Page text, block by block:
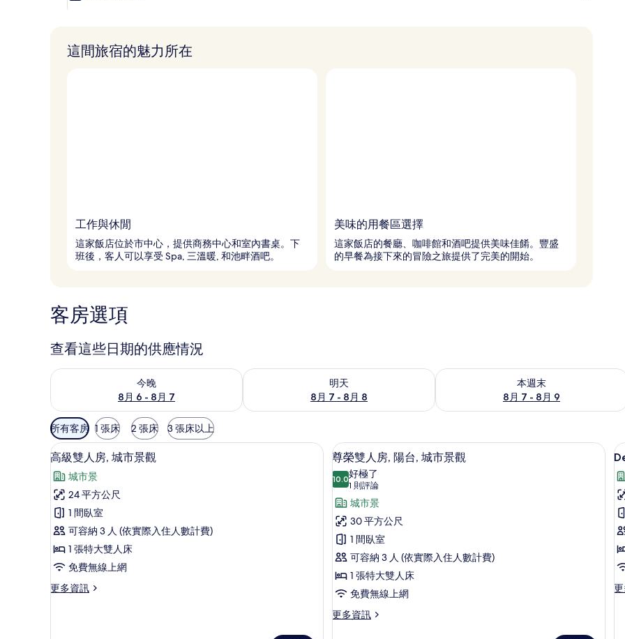
這間旅宿的魅力所在
工作與休閒
這家飯店位於市中心，提供商務中心和室內書桌。下
班後，客人可以享受 Spa, 三溫暖, 和池畔酒吧。
美味的用餐區選擇
這家飯店的餐廳、咖啡館和酒吧提供美味佳餚。豐盛
的早餐為接下來的冒險之旅提供了完美的開始。
客房選項
查看這些日期的供應情況
今晚
8月 6 - 8月 7
查看今晚 (8月 6 - 8月 7) 的供應情況
明天
8月 7 - 8月 8
查看明天 (8月 7 - 8月 8) 的供應情況
本週末
8月 7 - 8月 9
查看本週末 (8月 7 - 8月 9) 的供應情況
可
用
的
客
房
篩
選
條
件
所有客房 1 張床 2 張床 3 張床以上
顯
示
高
級
雙
人
房,
市
5
高級雙人房, 城市景觀
城市景
24 平方公尺
1 間臥室
可容納 3 人 (依實際入住人數計費)
1 張特大雙人床
免費無線上網
更多資訊
更
顯
示
尊
榮
雙
人
房,
陽
台,
城
尊榮雙人房, 陽台, 城市景觀 | 迷你吧、
6
尊榮雙人房, 陽台, 城市景觀
10.010.0 分，滿分 10 分
好極了
1 則評論
(1
則
評
論)
城市景
30 平方公尺
1 間臥室
可容納 3 人 (依實際入住人數計費)
1 張特大雙人床
免費無線上網
更多資訊
更
顯
示
-
更